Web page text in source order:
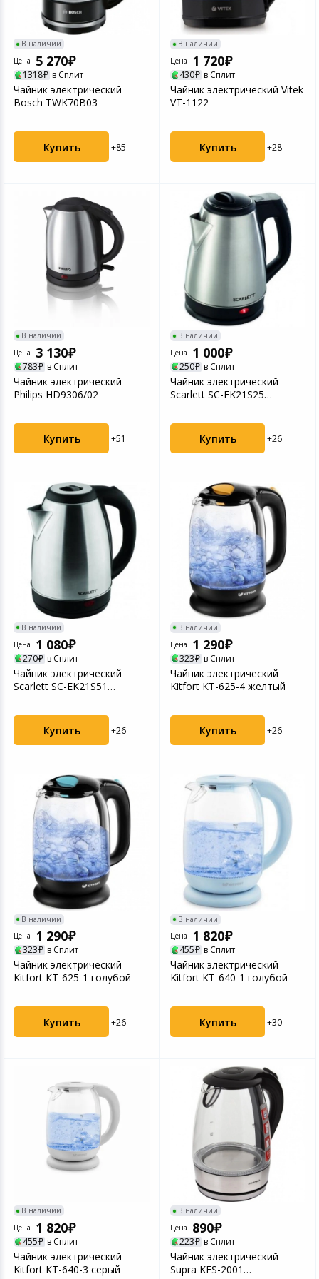
В наличии
Цена
5 270
1318 в Сплит
Чайник электрический
Bosch TWK70B03
Купить +85
В наличии
Цена
1 720
430 в Сплит
Чайник электрический Vitek
VT-1122
Купить +28
В наличии
Цена
3 130
783 в Сплит
Чайник электрический
Philips HD9306/02
Купить +51
В наличии
Цена
1 000
250 в Сплит
Чайник электрический
Scarlett SC-EK21S25
Купить +26
В наличии
Цена
1 080
270 в Сплит
Чайник электрический
Scarlett SC-EK21S51
Купить +26
В наличии
Цена
1 290
323 в Сплит
Чайник электрический
Kitfort КТ-625-4 желтый
Купить +26
В наличии
Цена
1 290
323 в Сплит
Чайник электрический
Kitfort КТ-625-1 голубой
Купить +26
В наличии
Цена
1 820
455 в Сплит
Чайник электрический
Kitfort КТ-640-1 голубой
Купить +30
В наличии
Цена
1 820
455 в Сплит
Чайник электрический
Kitfort КТ-640-3 серый
В наличии
Цена
890
223 в Сплит
Чайник электрический
Supra KES-2001
Устройства
Товары для дачи и сада
Музыкальные инструменты
Канцтовары
Аксессуары
Торговое оборудование
Системы видеонаблюдения